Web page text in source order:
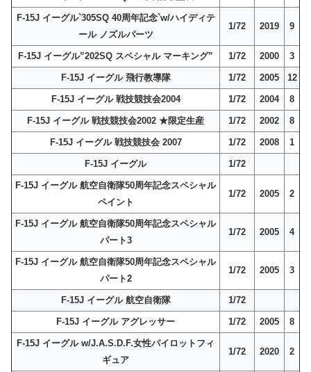
F-15J イーグル`305SQ 40周年記念`w/ハイディテ
ール ノズルパーツ
1/72 2019 9
F-15J イーグル”202SQ スペシャル マーキング” 1/72 2000 3
F-15J イーグル 飛行教導隊 1/72 2005 12
F-15J イーグル 戦技競技会2004 1/72 2004 8
F-15J イーグル 戦技競技会2002 ★限定生産 1/72 2002 8
F-15J イーグル 戦技競技会 2007 1/72 2008 1
F-15J イーグル 1/72
F-15J イーグル 航空自衛隊50周年記念スペシャル
ペイント
1/72 2005 2
F-15J イーグル 航空自衛隊50周年記念スペシャル
パート3
1/72 2005 4
F-15J イーグル 航空自衛隊50周年記念スペシャル
パート2
1/72 2005 3
F-15J イーグル 航空自衛隊 1/72
F-15J イーグル アグレッサー 1/72 2005 8
F-15J イーグル w/J.A.S.D.F.女性パイロットフィ
ギュア
1/72 2020 2